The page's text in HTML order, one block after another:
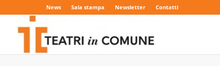
News Sala stampa Newsletter Contatti